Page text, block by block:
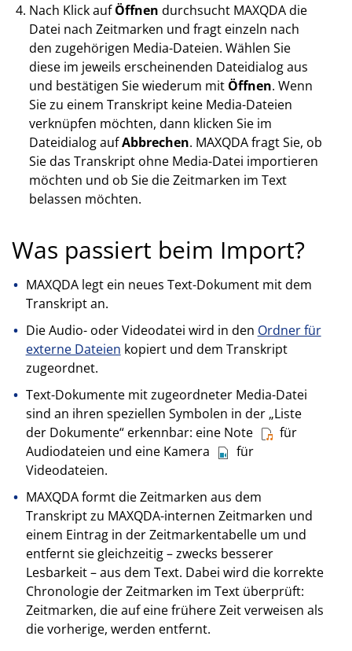
Nach Klick aufÖffnen durchsucht MAXQDA die
Datei nach Zeitmarken und fragt einzeln nach
den zugehörigen Media-Dateien. Wählen Sie
diese im jeweils erscheinenden Dateidialog aus
und bestätigen Sie wiederum mit Öffnen. Wenn
Sie zu einem Transkript keine Media-Dateien
verknüpfen möchten, dann klicken Sie im
Dateidialog aufAbbrechen. MAXQDA fragt Sie, ob
Sie das Transkript ohne Media-Datei importieren
möchten und ob Sie die Zeitmarken im Text
belassen möchten.
Was passiert beim Import?
MAXQDA legt ein neues Text-Dokument mit dem
Transkript an.
Die Audio- oder Videodatei wird in den Ordner für
externe Dateien kopiert und dem Transkript
zugeordnet.
Text-Dokumente mit zugeordneter Media-Datei
sind an ihren speziellen Symbolen in der „Liste
der Dokumente“ erkennbar: eine Note
für
Audiodateien und eine Kamera
für
Videodateien.
MAXQDA formt die Zeitmarken aus dem
Transkript zu MAXQDA-internen Zeitmarken und
einem Eintrag in der Zeitmarkentabelle um und
entfernt sie gleichzeitig – zwecks besserer
Lesbarkeit – aus dem Text. Dabei wird die korrekte
Chronologie der Zeitmarken im Text überprüft:
Zeitmarken, die auf eine frühere Zeit verweisen als
die vorherige, werden entfernt.